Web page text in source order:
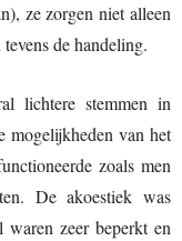
ze zorgen niet alleen
de handeling.
lichtere stemmen in
mogelijkheden van het
zoals men
De akoestiek was
waren zeer beperkt en